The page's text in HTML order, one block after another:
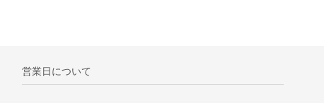
営業日について